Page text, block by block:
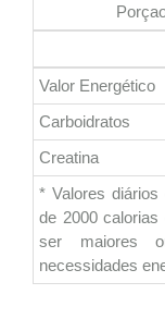
Valor Energético
Carboidratos
Creatina
* Valores
de 2000 calorias
ser maiores
necessidades